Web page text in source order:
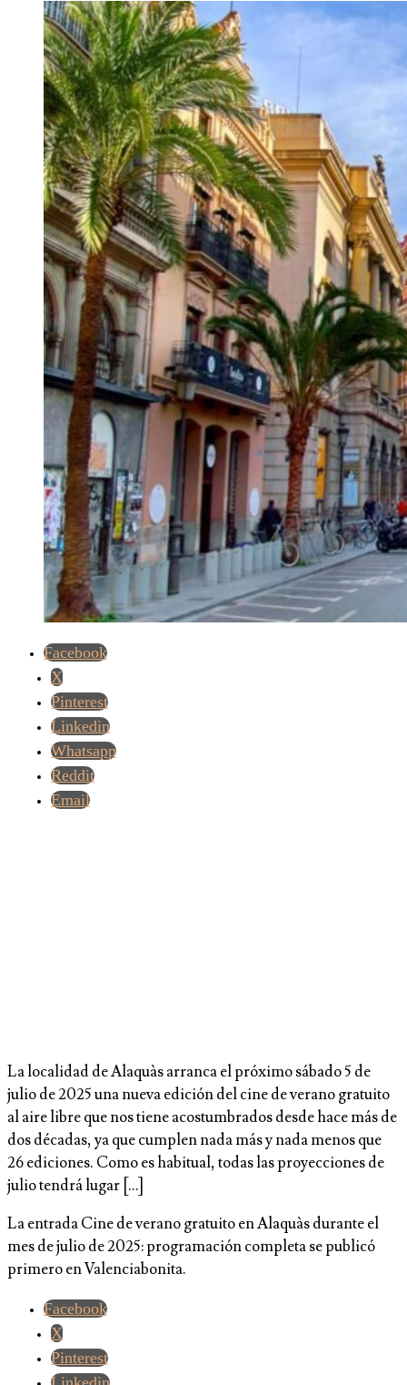
Facebook
X
Pinterest
Linkedin
Whatsapp
Reddit
Email
La localidad de Alaquàs arranca el próximo sábado 5 de
julio de 2025 una nueva edición del cine de verano gratuito
al aire libre que nos tiene acostumbrados desde hace más de
dos décadas, ya que cumplen nada más y nada menos que
26 ediciones. Como es habitual, todas las proyecciones de
julio tendrá lugar […]
La entrada Cine de verano gratuito en Alaquàs durante el
mes de julio de 2025: programación completa se publicó
primero en Valenciabonita.
Facebook
X
Pinterest